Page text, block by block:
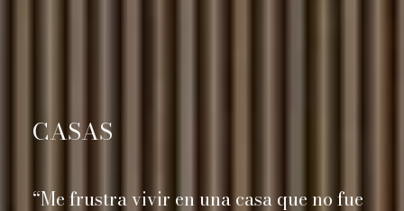
CASAS
“Me frustra vivir en una casa que no fue